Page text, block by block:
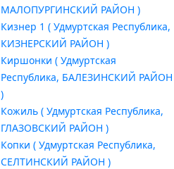
МАЛОПУРГИНСКИЙ РАЙОН )
Кизнер 1 ( Удмуртская Республика,
КИЗНЕРСКИЙ РАЙОН )
Киршонки ( Удмуртская
Республика, БАЛЕЗИНСКИЙ РАЙОН
)
Кожиль ( Удмуртская Республика,
ГЛАЗОВСКИЙ РАЙОН )
Копки ( Удмуртская Республика,
СЕЛТИНСКИЙ РАЙОН )